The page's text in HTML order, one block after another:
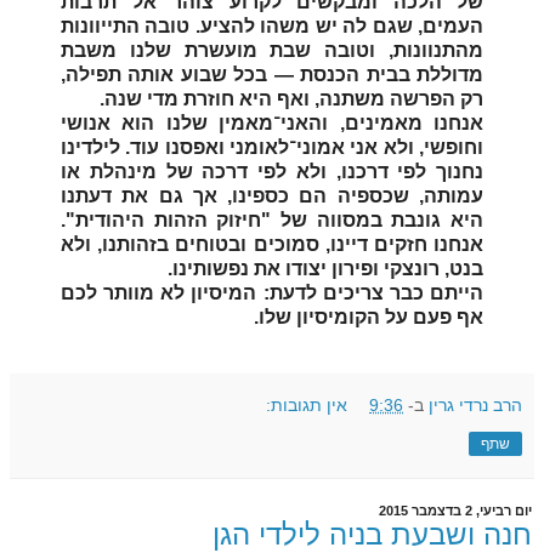
העמים, שגם לה יש משהו להציע. טובה התייוונות
מהתנוונות, וטובה שבת מועשרת שלנו משבת
מדוללת בבית הכנסת — בכל שבוע אותה תפילה,
רק הפרשה משתנה, ואף היא חוזרת מדי שנה.
אנחנו מאמינים, והאני־מאמין שלנו הוא אנושי
וחופשי, ולא אני אמוני־לאומני ואפסנו עוד. לילדינו
נחנוך לפי דרכנו, ולא לפי דרכה של מינהלת או
עמותה, שכספיה הם כספינו, אך גם את דעתנו
היא גונבת במסווה של "חיזוק הזהות היהודית".
אנחנו חזקים דיינו, סמוכים ובטוחים בזהותנו, ולא
בנט, רונצקי ופירון יצודו את נפשותינו.
הייתם כבר צריכים לדעת: המיסיון לא מוותר לכם
אף פעם על הקומיסיון שלו.
הרב נרדי גרין ב- 9:36 אין תגובות:
שתף
יום רביעי, 2 בדצמבר 2015
חנה ושבעת בניה לילדי הגן